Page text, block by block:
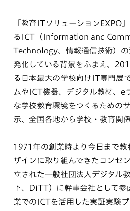
「教育ITソリューションEXPO
るICT（Information and
Technology、情報通信技術）の
発化している背景をふまえ、
る日本最大の学校向けIT専門展
ムやICT機器、デジタル教材、e
な学校教育環境をつくるための
示、全国各地から学校・教育関
1971年の創業時より今日まで教
ザインに取り組んできたコンセ
立された一般社団法人デジタル
下、DiTT）に幹事会社として参
業でのICTを活用した実証実験